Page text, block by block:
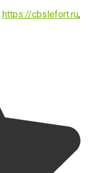
https://cbslefort.ru,